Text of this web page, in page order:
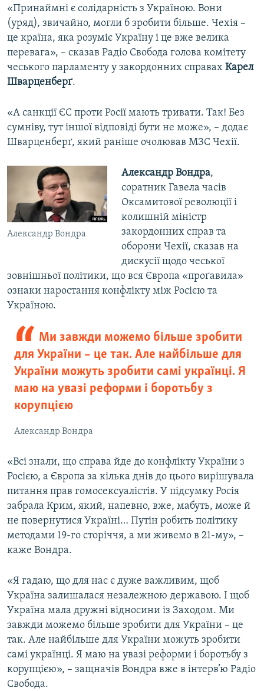
«Принаймні є солідарність з Україною. Вони
(уряд), звичайно, могли б зробити більше. Чехія –
це країна, яка розуміє Україну і це вже велика
перевага», – сказав Радіо Свобода голова комітету
чеського парламенту у закордонних справах Карел
Шварценберґ.
«А санкції ЄС проти Росії мають тривати. Так! Без
сумніву, тут іншої відповіді бути не може», – додає
Шварценберґ, який раніше очолював МЗС Чехії.
Александр Вондра
Александр Вондра,
соратник Гавела часів
Оксамитової революції і
колишній міністр
закордонних справ та
оборони Чехії, сказав на
дискусії щодо чеської
зовнішньої політики, що вся Європа «проґавила»
ознаки наростання конфлікту між Росією та
Україною.
Ми завжди можемо більше зробити
для України – це так. Але найбільше для
України можуть зробити самі українці. Я
маю на увазі реформи і боротьбу з
корупцією
Александр Вондра
«Всі знали, що справа йде до конфлікту України з
Росією, а Європа за кілька днів до цього вирішувала
питання прав гомосексуалістів. У підсумку Росія
забрала Крим, який, напевно, вже, мабуть, може й
не повернутися Україні… Путін робить політику
методами 19-го сторіччя, а ми живемо в 21-му», –
каже Вондра.
«Я гадаю, що для нас є дуже важливим, щоб
Україна залишалася незалежною державою. І щоб
Україна мала дружні відносини із Заходом. Ми
завжди можемо більше зробити для України – це
так. Але найбільше для України можуть зробити
самі українці. Я маю на увазі реформи і боротьбу з
корупцією», – защначів Вондра вже в інтерв’ю Радіо
Свобода.